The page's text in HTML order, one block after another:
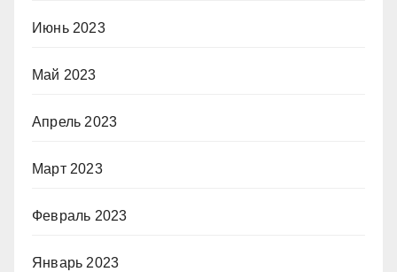
Июнь 2023
Май 2023
Апрель 2023
Март 2023
Февраль 2023
Январь 2023